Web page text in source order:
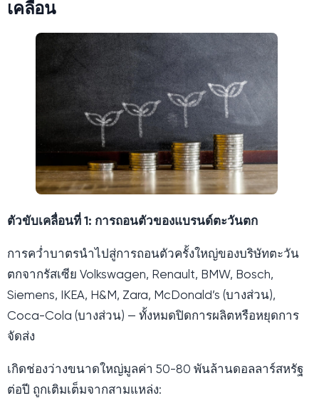
เคลื่อน
ตัวขับเคลื่อนที่ 1: การถอนตัวของแบรนด์ตะวันตก
การคว่ำบาตรนำไปสู่การถอนตัวครั้งใหญ่ของบริษัทตะวัน
ตกจากรัสเซีย Volkswagen, Renault, BMW, Bosch,
Siemens, IKEA, H&M, Zara, McDonald’s (บางส่วน),
Coca-Cola (บางส่วน) — ทั้งหมดปิดการผลิตหรือหยุดการ
จัดส่ง
เกิดช่องว่างขนาดใหญ่มูลค่า 50-80 พันล้านดอลลาร์สหรัฐ
ต่อปี ถูกเติมเต็มจากสามแหล่ง: